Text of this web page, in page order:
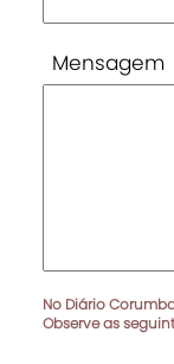
Mensagem
No Diário
Observe as